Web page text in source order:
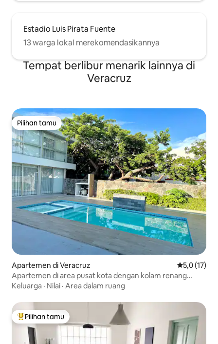
Estadio Luis Pirata Fuente
13 warga lokal merekomendasikannya
Tempat berlibur menarik lainnya di
Veracruz
Pilihan tamu
Pilihan tamu
Apartemen di Veracruz Nilai rata-
5,0 (17)
Apartemen di area pusat kota dengan kolam renang
dekat pantai dan pusat kota
Keluarga · Nilai · Area dalam ruang
Pilihan tamu terpopuler
Pilihan tamu